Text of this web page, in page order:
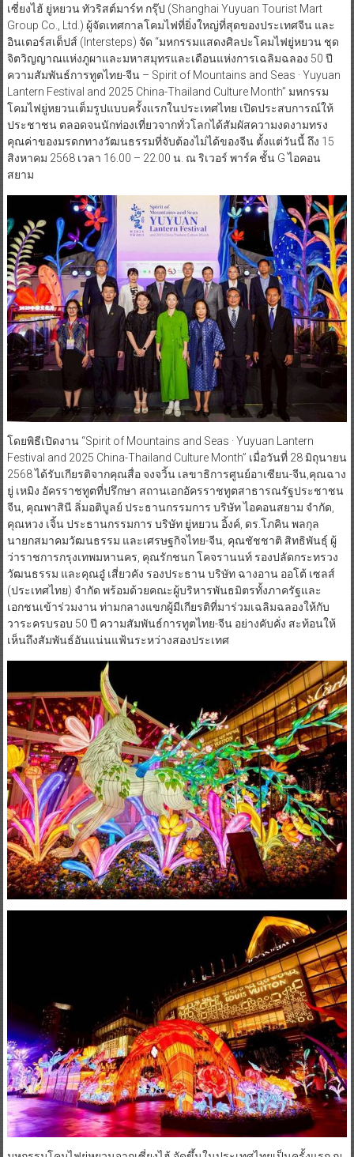
เซี่ยงไฮ้ ยู่หยวน ทัวริสต์มาร์ท กรุ๊ป (Shanghai Yuyuan Tourist Mart
Group Co., Ltd.) ผู้จัดเทศกาลโคมไฟที่ยิ่งใหญ่ที่สุดของประเทศจีน และ
อินเตอร์สเต็ปส์ (Intersteps) จัด “มหกรรมแสดงศิลปะโคมไฟยู่หยวน ชุด
จิตวิญญาณแห่งภูผาและมหาสมุทรและเดือนแห่งการเฉลิมฉลอง 50 ปี
ความสัมพันธ์การทูตไทย-จีน – Spirit of Mountains and Seas · Yuyuan
Lantern Festival and 2025 China-Thailand Culture Month” มหกรรม
โคมไฟยู่หยวนเต็มรูปแบบครั้งแรกในประเทศไทย เปิดประสบการณ์ให้
ประชาชน ตลอดจนนักท่องเที่ยวจากทั่วโลกได้สัมผัสความงดงามทรง
คุณค่าของมรดกทางวัฒนธรรมที่จับต้องไม่ได้ของจีน ตั้งแต่วันนี้ ถึง 15
สิงหาคม 2568 เวลา 16.00 – 22.00 น. ณ ริเวอร์ พาร์ค ชั้น G ไอคอน
สยาม
โดยพิธีเปิดงาน “Spirit of Mountains and Seas · Yuyuan Lantern
Festival and 2025 China-Thailand Culture Month” เมื่อวันที่ 28 มิถุนายน
2568 ได้รับเกียรติจากคุณสื่อ จงจวิ้น เลขาธิการศูนย์อาเซียน-จีน,คุณฉาง
ยู่ เหมิง อัครราชทูตที่ปรึกษา สถานเอกอัครราชทูตสาธารณรัฐประชาชน
จีน, คุณพาสินี ลิ่มอติบูลย์ ประธานกรรมการ บริษัท ไอคอนสยาม จำกัด,
คุณหวง เจิ้น ประธานกรรมการ บริษัท ยู่หยวน อิ้งค์, ดร.โภคิน พลกุล
นายกสมาคมวัฒนธรรม และเศรษฐกิจไทย-จีน, คุณชัชชาติ สิทธิพันธุ์ ผู้
ว่าราชการกรุงเทพมหานคร, คุณรักชนก โคจรานนท์ รองปลัดกระทรวง
วัฒนธรรม และคุณอู๋ เสี่ยวคัง รองประธาน บริษัท ฉางอาน ออโต้ เซลส์
(ประเทศไทย) จำกัด พร้อมด้วยคณะผู้บริหารพันธมิตรทั้งภาครัฐและ
เอกชนเข้าร่วมงาน ท่ามกลางแขกผู้มีเกียรติที่มาร่วมเฉลิมฉลองให้กับ
วาระครบรอบ 50 ปี ความสัมพันธ์การทูตไทย-จีน อย่างคับคั่ง สะท้อนให้
เห็นถึงสัมพันธ์อันแน่นแฟ้นระหว่างสองประเทศ